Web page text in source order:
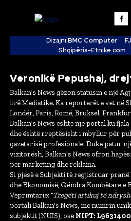
Dizajni:BMC Computer
Shqipëria-Etnike.com
Veronikë Pepushaj,
Balkan's News gëzon statusin e një
lirë Mediatike. Ka reporterët e vet në
Londër, Paris, Romë, Bruksel,
Balkan's News është një portal ku
dhe është rreptësisht i mbyllur për
gazetarisë profesionale. Duke patur
vizitorësh, Balkan's News ofron
për marketing dhe reklama.
Si pjesë e Subjekti të regjistruar
dhe Ekonomisë, Qëndra Kombëtare e
Veprimtarie: “Tregëti artikuj të
portali Balkan's News, me numrin
subjektit (NUIS), ose NIPT: